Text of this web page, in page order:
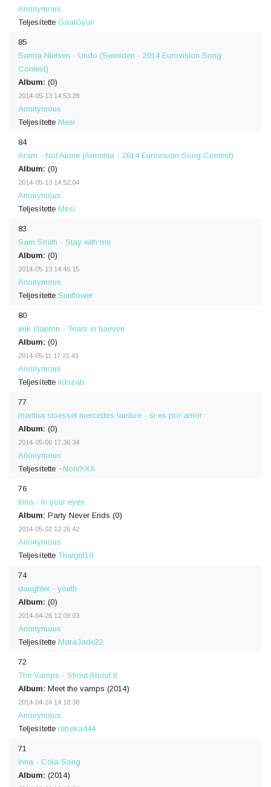
Anonymous
Teljesítette GaalGyuri
85
Sanna Nielsen - Undo (Sweeden - 2014 Eurovision Song
Contest)
Album: (0)
2014-05-13 14:53:28
Anonymous
Teljesítette Mesi
84
Aram - Not Alone (Armenia - 2014 Eurovision Song Contest)
Album: (0)
2014-05-13 14:52:04
Anonymous
Teljesítette Mesi
83
Sam Smith - Stay with me
Album: (0)
2014-05-13 14:45:15
Anonymous
Teljesítette Sunflower
80
erik clapton - Tears in haeven
Album: (0)
2014-05-11 17:21:41
Anonymous
Teljesítette lidszab
77
martina stoessel mercedes lambre - si es por amor
Album: (0)
2014-05-06 17:36:34
Anonymous
Teljesítette ~NoriiXXX
76
Inna - In your eyes
Album: Party Never Ends (0)
2014-05-02 12:26:42
Anonymous
Teljesítette Thatgirl19
74
daughter - youth
Album: (0)
2014-04-26 12:09:03
Anonymous
Teljesítette MaraJade22
72
The Vamps - Shout About It
Album: Meet the vamps (2014)
2014-04-24 14:18:38
Anonymous
Teljesítette rebeka444
71
Inna - Cola Song
Album: (2014)